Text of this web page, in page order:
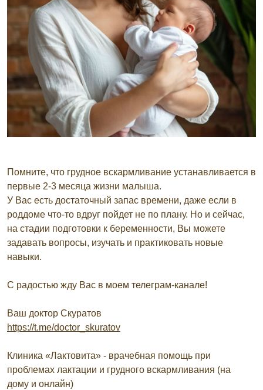
Помните, что грудное вскармливание устанавливается в
первые 2-3 месяца жизни малыша.
У Вас есть достаточный запас времени, даже если в
роддоме что-то вдруг пойдет не по плану. Но и сейчас,
на стадии подготовки к беременности, Вы можете
задавать вопросы, изучать и практиковать новые
навыки.
С радостью жду Вас в моем телеграм-канале!
Ваш доктор Скуратов
https://t.me/doctor_skuratov
Клиника «Лактовита» - врачебная помощь при
проблемах лактации и грудного вскармливания (на
дому и онлайн)